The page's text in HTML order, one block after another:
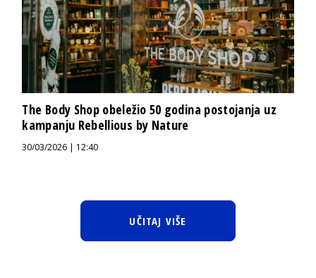
The Body Shop obeležio 50 godina postojanja uz
kampanju Rebellious by Nature
30/03/2026 | 12:40
UČITAJ VIŠE